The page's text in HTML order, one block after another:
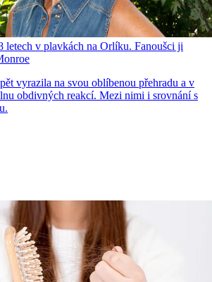
letech v plavkách na Orlíku. Fanoušci ji
vyrazila na svou oblíbenou přehradu a v
obdivných reakcí. Mezi nimi i srovnání s